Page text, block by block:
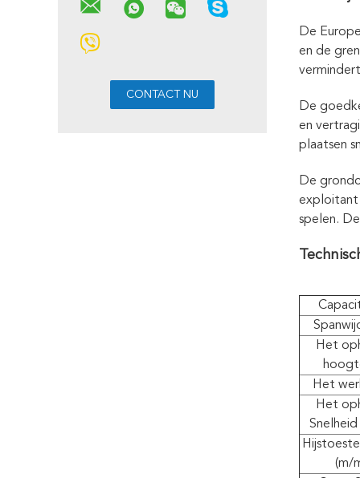
De
en de
De
en
plaatsen
De
exploitant
spelen.
Het
Het
Het
Snelheid
(m/